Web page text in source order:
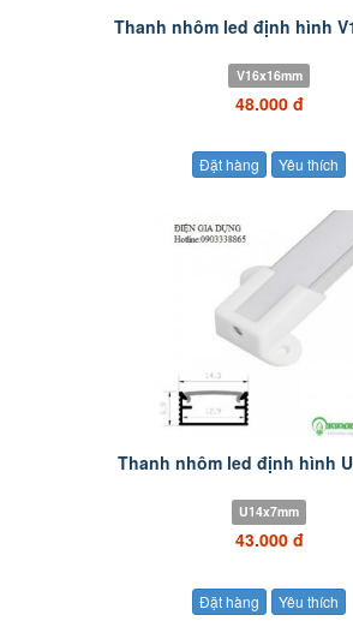
Thanh nhôm led định hình
V16x16mm
48.000 đ
Đặt hàng Yêu thích
Thanh nhôm led định hình
U14x7mm
43.000 đ
Đặt hàng Yêu thích